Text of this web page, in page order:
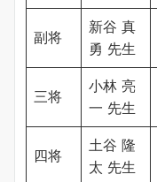
副将
新谷 真
勇 先生
三将
小林 亮
一 先生
四将
土谷 隆
太 先生